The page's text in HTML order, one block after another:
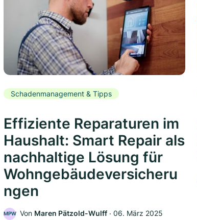
Schadenmanagement & Tipps
Effiziente Reparaturen im
Haushalt: Smart Repair als
nachhaltige Lösung für
Wohngebäudeversicheru
ngen
MPW Von Maren Pätzold-Wulff ‧ 06. März 2025